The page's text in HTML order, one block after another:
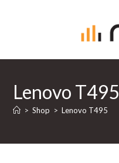
Lenovo T495
> Shop > Lenovo T495